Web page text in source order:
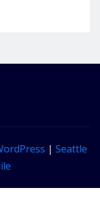
| Seattle